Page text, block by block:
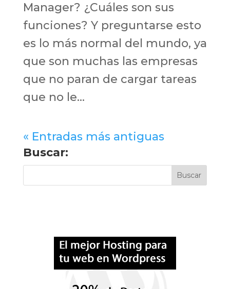
Manager? ¿Cuáles son sus
funciones? Y preguntarse esto
es lo más normal del mundo, ya
que son muchas las empresas
que no paran de cargar tareas
que no le...
« Entradas más antiguas
Buscar: